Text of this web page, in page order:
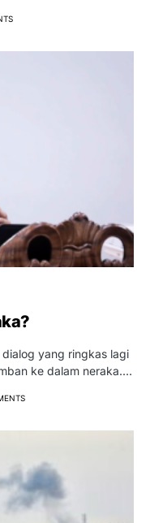
yang ringkas lagi
ke dalam neraka.…